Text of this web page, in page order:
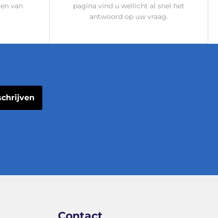
van
pagina vind u wellicht al snel het
antwoord op uw vraag.